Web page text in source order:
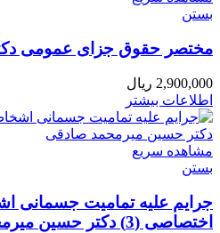
بستن
مختصر حقوق جزای عمومی
2,900,000 ریال
اطلاعات بیشتر
مشاهده سریع
بستن
جرایم علیه تمامیت
اختصاصی (3) دکتر حسین میرمحمد صادقی